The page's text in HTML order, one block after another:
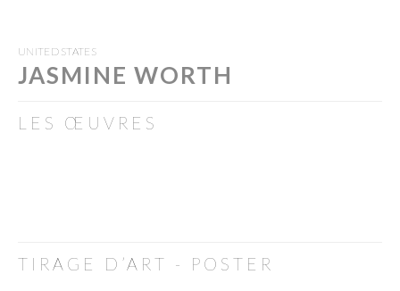
UNITED STATES
JASMINE WORTH
LES ŒUVRES
TIRAGE D’ART - POSTER